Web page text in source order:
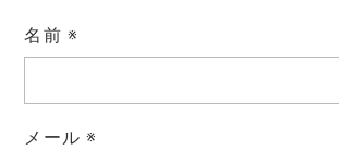
名前 ※
メール ※